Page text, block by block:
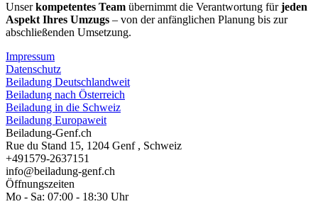
Unserkompetentes Team übernimmt die Verantwortung fürjeden
Aspekt Ihres Umzugs – von der anfänglichen Planung bis zur
abschließenden Umsetzung.
Impressum
Datenschutz
Beiladung Deutschlandweit
Beiladung nach Österreich
Beiladung in die Schweiz
Beiladung Europaweit
Beiladung-Genf.ch
Rue du Stand 15, 1204 Genf ⁠ , Schweiz
+491579-2637151
info@beiladung-genf.ch
Öffnungszeiten
Mo - Sa: 07:00 - 18:30 Uhr